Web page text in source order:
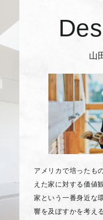
山
アメリカで培ったも
えた家に対する価値観
家という一番身近な
響を及ぼすかを考える